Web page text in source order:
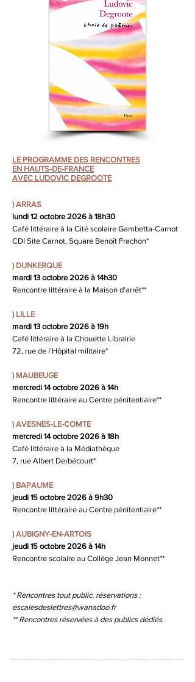
LE PROGRAMME DES RENCONTRES
EN HAUTS-DE-FRANCE
AVEC LUDOVIC DEGROOTE
) ARRAS
lundi 12 octobre 2026 à 18h30
Café littéraire à la Cité scolaire Gambetta-Carnot
CDI Site Carnot, Square Benoît Frachon*
)DUNKERQUE
mardi 13 octobre 2026 à 14h30
Rencontre littéraire à la Maison d'arrêt**
) LILLE
mardi 13 octobre 2026 à 19h
Café littéraire à la Chouette Librairie
72, rue de l'Hôpital militaire*
)MAUBEUGE
mercredi 14 octobre 2026 à 14h
Rencontre littéraire au Centre pénitentiaire**
)AVESNES-LE-COMTE
mercredi 14 octobre 2026 à 18h
Café littéraire à la Médiathèque
7, rue Albert Derbécourt*
)BAPAUME
jeudi 15 octobre 2026 à 9h30
Rencontre littéraire au Centre pénitentiaire**
)AUBIGNY-EN-ARTOIS
jeudi 15 octobre 2026 à 14h
Rencontre scolaire au Collège Jean Monnet**
* Rencontres tout public, réservations :
escalesdeslettres@wanadoo.fr
** Rencontres réservées à des publics dédiés